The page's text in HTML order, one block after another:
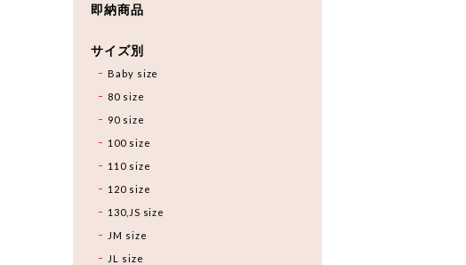
即納商品
サイズ別
Baby size
80 size
90 size
100 size
110 size
120 size
130,JS size
JM size
JL size